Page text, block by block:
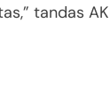
tandas